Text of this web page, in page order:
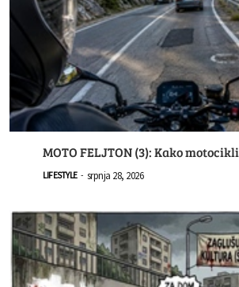
MOTO FELJTON (3): Kako
LIFESTYLE - srpnja 28, 2026